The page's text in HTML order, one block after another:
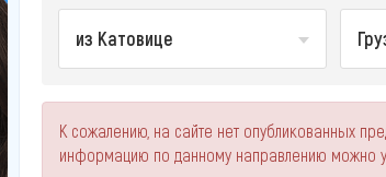
из Катовице
К сожалению, на сайте нет опубликованных
информацию по данному направлению можно